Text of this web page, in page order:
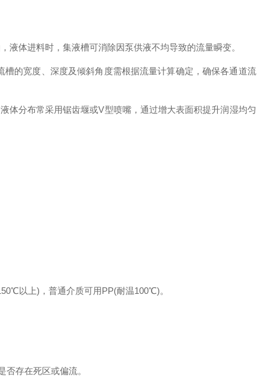
体进料时，集液槽可消除因泵供液不均导致的流量瞬变。
的宽度、深度及倾斜角度需根据流量计算确定，确保各通道流
分布常采用锯齿堰或V型喷嘴，通过增大表面积提升润湿均匀
以上)，普通介质可用PP(耐温100℃)。
存在死区或偏流。